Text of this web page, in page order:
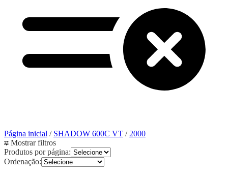
Página inicial / SHADOW 600C VT /2000
Mostrar filtros
Produtos por página:
Ordenação: